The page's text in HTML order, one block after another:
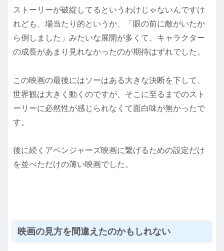
ストーリーが破綻してるというわけじゃないんですけ
れども、場当たり的というか、「眼の前に敵がいたか
ら倒しました」みたいな展開が多くて、キャラクター
の成長があまり見れなかったのが期待はずれでした。
この映画の最後にはソーはある大きな決断を下して、
世界観は大きく動くのですが、そこに至るまでのスト
ーリーに必然性が感じられなくて面白味が無かったで
す。
後に続くアベンジャーズ映画に繋げるための設定だけ
を並べただけの薄い映画でした。
映画の見方を間違えたのかもしれない